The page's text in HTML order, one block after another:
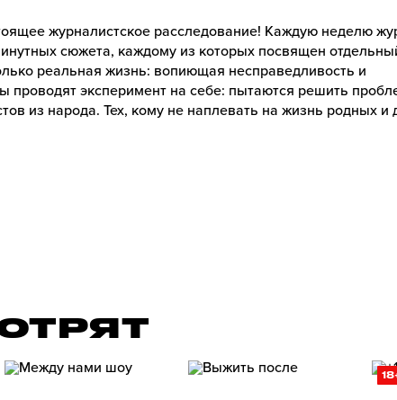
журналистское расследование! Каждую неделю
сюжета, каждому из которых посвящен
реальная жизнь: вопиющая несправедливость и
эксперимент на себе: пытаются решить
из народа. Тех, кому не наплевать на жизнь родных и